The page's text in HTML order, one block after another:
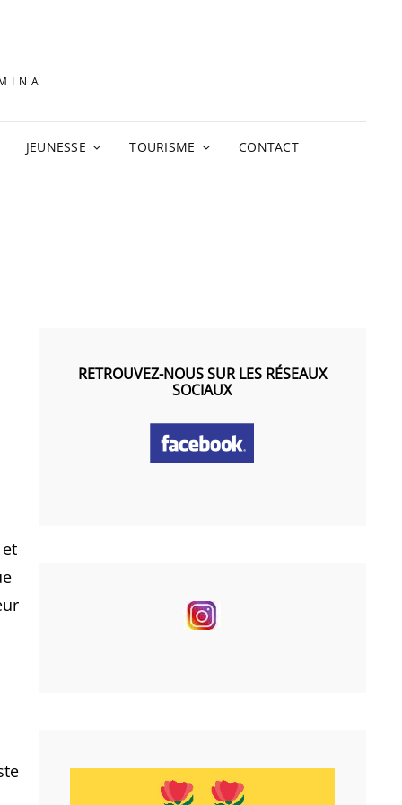
JEUNESSE TOURISME CONTACT
RETROUVEZ-NOUS SUR LES RÉSEAUX
SOCIAUX